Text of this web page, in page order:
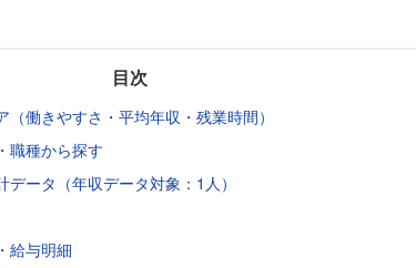
目次
働きやすさ・平均年収・残業時間）
職種から探す
ータ（年収データ対象：1人）
給与明細